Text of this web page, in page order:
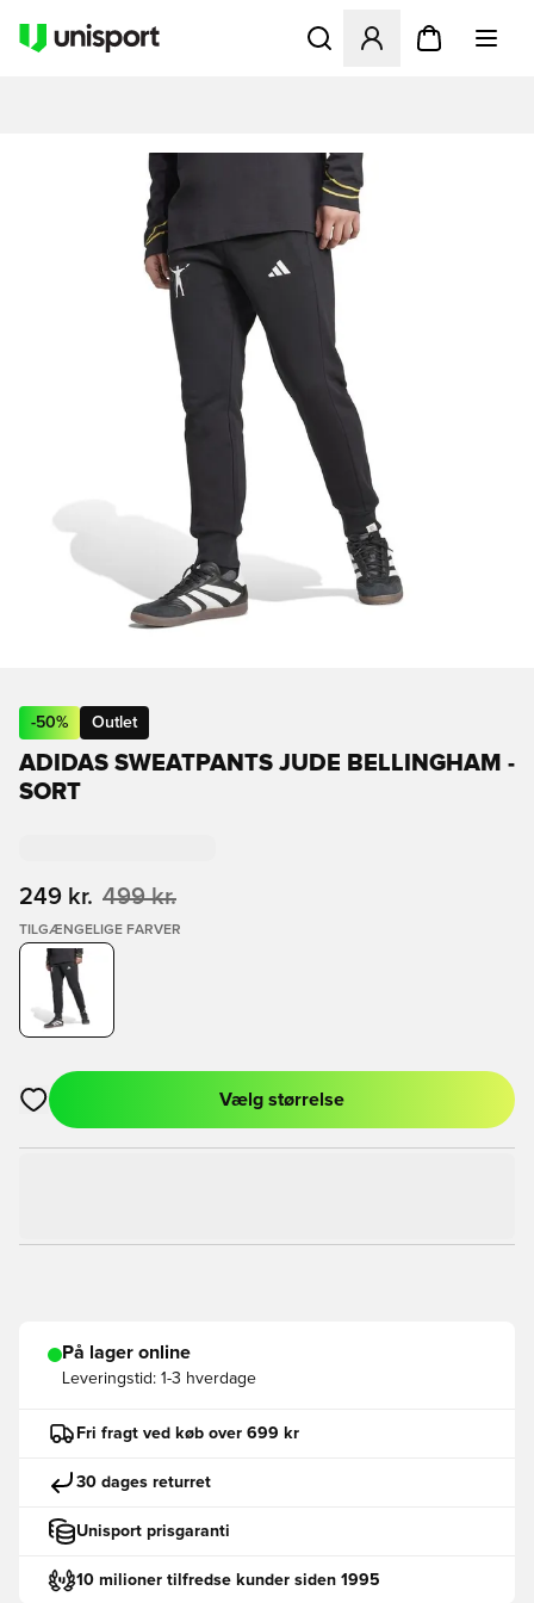
Åbner en Modal til at
-50% Outlet
ADIDAS SWEATPANTS JUDE BELLINGHAM -
SORT
249 kr. 499 kr.
TILGÆNGELIGE FARVER
Åbner en Modal til at logge ind eller tilmelde dig som medlem
Vælg størrelse
På lager online
Leveringstid: 1-3 hverdage
Fri fragt ved køb over 699 kr
30 dages returret
Unisport prisgaranti
10 milioner tilfredse kunder siden 1995